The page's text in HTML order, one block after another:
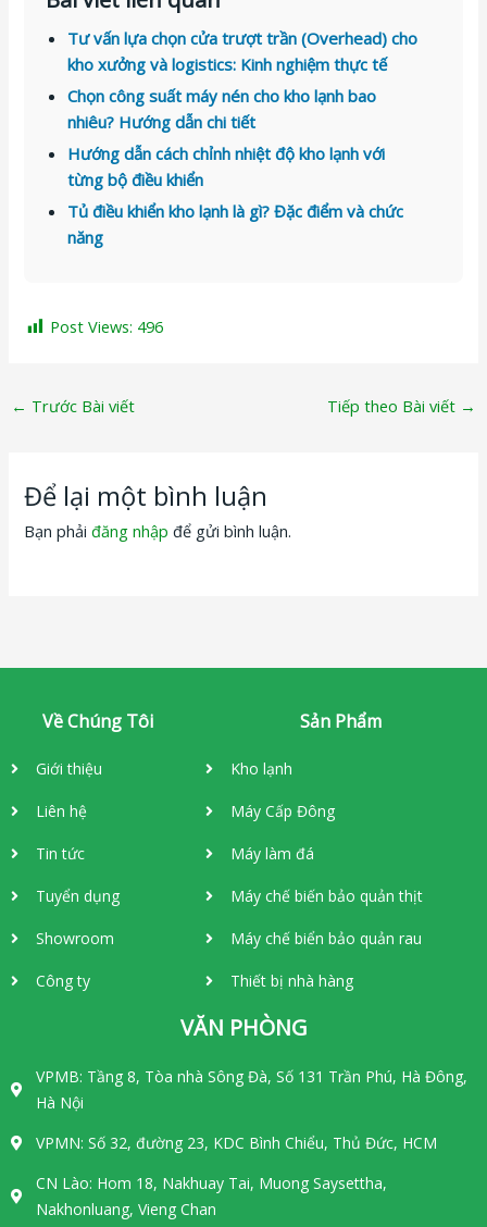
Tư vấn lựa chọn cửa trượt trần (Overhead) cho
kho xưởng và logistics: Kinh nghiệm thực tế
Chọn công suất máy nén cho kho lạnh bao
nhiêu? Hướng dẫn chi tiết
Hướng dẫn cách chỉnh nhiệt độ kho lạnh với
từng bộ điều khiển
Tủ điều khiển kho lạnh là gì? Đặc điểm và chức
năng
Post Views: 496
← Trước Bài viết Tiếp theo Bài viết →
Để lại một bình luận
Bạn phảiđăng nhập để gửi bình luận.
Về Chúng Tôi
Giới thiệu
Liên hệ
Tin tức
Tuyển dụng
Showroom
Công ty
Sản Phẩm
Kho lạnh
Máy Cấp Đông
Máy làm đá
Máy chế biến bảo quản thịt
Máy chế biển bảo quản rau
Thiết bị nhà hàng
VĂN PHÒNG
VPMB: Tầng 8, Tòa nhà Sông Đà, Số 131 Trần Phú, Hà Đông,
Hà Nội
VPMN: Số 32, đường 23, KDC Bình Chiểu, Thủ Đức, HCM
CN Lào: Hom 18, Nakhuay Tai, Muong Saysettha,
Nakhonluang, Vieng Chan